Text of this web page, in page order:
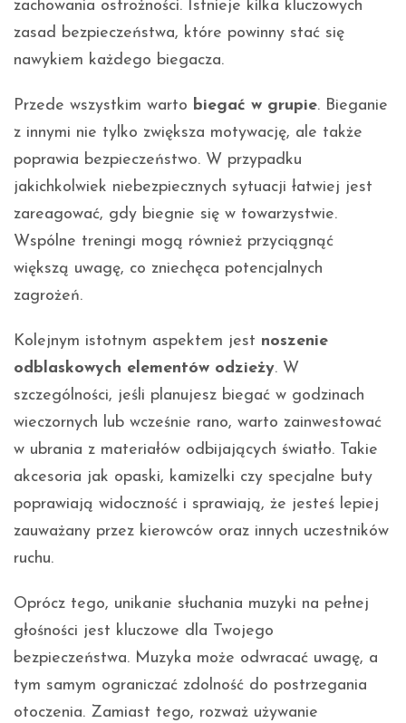
zachowania ostrożności. Istnieje kilka kluczowych
zasad bezpieczeństwa, które powinny stać się
nawykiem każdego biegacza.
Przede wszystkim warto biegać w grupie. Bieganie
z innymi nie tylko zwiększa motywację, ale także
poprawia bezpieczeństwo. W przypadku
jakichkolwiek niebezpiecznych sytuacji łatwiej jest
zareagować, gdy biegnie się w towarzystwie.
Wspólne treningi mogą również przyciągnąć
większą uwagę, co zniechęca potencjalnych
zagrożeń.
Kolejnym istotnym aspektem jest noszenie
odblaskowych elementów odzieży. W
szczególności, jeśli planujesz biegać w godzinach
wieczornych lub wcześnie rano, warto zainwestować
w ubrania z materiałów odbijających światło. Takie
akcesoria jak opaski, kamizelki czy specjalne buty
poprawiają widoczność i sprawiają, że jesteś lepiej
zauważany przez kierowców oraz innych uczestników
ruchu.
Oprócz tego, unikanie słuchania muzyki na pełnej
głośności jest kluczowe dla Twojego
bezpieczeństwa. Muzyka może odwracać uwagę, a
tym samym ograniczać zdolność do postrzegania
otoczenia. Zamiast tego, rozważ używanie